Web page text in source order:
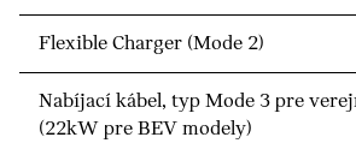
Flexible Charger (Mode 2)
Nabíjací kábel, typ Mode 3 pre
(22kW pre BEV modely)